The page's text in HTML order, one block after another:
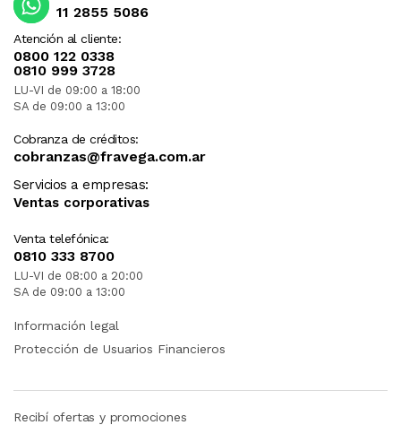
Atención al cliente:
0800 122 0338
0810 999 3728
LU-VI de 09:00 a 18:00
SA de 09:00 a 13:00
Cobranza de créditos:
cobranzas@fravega.com.ar
Servicios a empresas:
Ventas corporativas
Venta telefónica:
0810 333 8700
LU-VI de 08:00 a 20:00
SA de 09:00 a 13:00
11 2855 5086
Información legal
Protección de Usuarios Financieros
Recibí ofertas y promociones